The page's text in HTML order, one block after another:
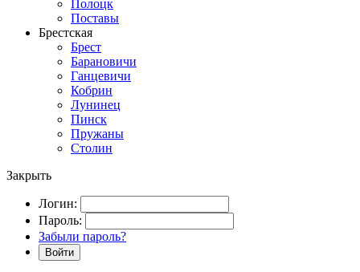
Полоцк
Поставы
Брестская
Брест
Барановичи
Ганцевичи
Кобрин
Лунинец
Пинск
Пружаны
Столин
Закрыть
Логин:
Пароль:
Забыли пароль?
Войти